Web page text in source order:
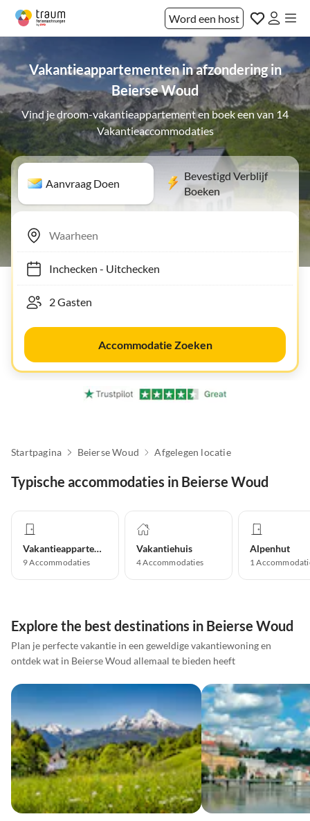
Word een host
Vakantieappartementen in afzondering in
Beierse Woud
Vind je droom-vakantieappartement en boek een van 14
Vakantieaccommodaties
Aanvraag Doen
Bevestigd Verblijf
Boeken
Inchecken- Uitchecken
Accommodatie Zoeken
Startpagina Beierse Woud Afgelegen locatie
Typische accommodaties in Beierse Woud
Vakantieappartement
9Accommodaties
Vakantiehuis
4Accommodaties
Alpenhut
1
Explore the best destinations in Beierse Woud
Plan je perfecte vakantie in een geweldige vakantiewoning en
ontdek wat in Beierse Woud allemaal te bieden heeft